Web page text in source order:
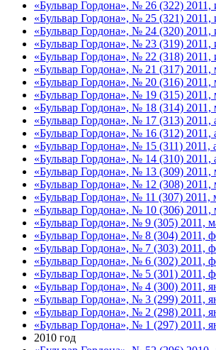
«Бульвар Гордона», № 26 (322)
«Бульвар Гордона», № 25 (321)
«Бульвар Гордона», № 24 (320)
«Бульвар Гордона», № 23 (319)
«Бульвар Гордона», № 22 (318)
«Бульвар Гордона», № 21 (317) 2011,
«Бульвар Гордона», № 20 (316) 2011,
«Бульвар Гордона», № 19 (315) 2011,
«Бульвар Гордона», № 18 (314) 2011,
«Бульвар Гордона», № 17 (313) 2011,
«Бульвар Гордона», № 16 (312) 2011,
«Бульвар Гордона», № 15 (311) 2011,
«Бульвар Гордона», № 14 (310) 2011,
«Бульвар Гордона», № 13 (309) 2011,
«Бульвар Гордона», № 12 (308) 2011,
«Бульвар Гордона», № 11 (307) 2011,
«Бульвар Гордона», № 10 (306) 2011,
«Бульвар Гордона», № 9 (305) 2011,
«Бульвар Гордона», № 8 (304) 2011,
«Бульвар Гордона», № 7 (303) 2011,
«Бульвар Гордона», № 6 (302) 2011,
«Бульвар Гордона», № 5 (301) 2011,
«Бульвар Гордона», № 4 (300) 2011,
«Бульвар Гордона», № 3 (299) 2011,
«Бульвар Гордона», № 2 (298) 2011,
«Бульвар Гордона», № 1 (297) 2011,
2010 год